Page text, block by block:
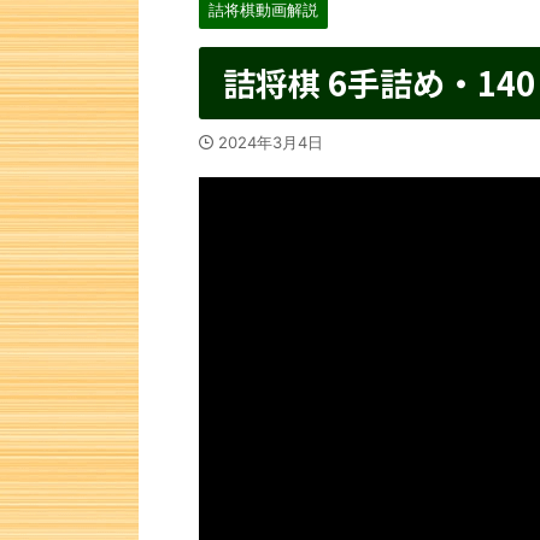
詰将棋動画解説
詰将棋 6手詰め・
2024年3月4日